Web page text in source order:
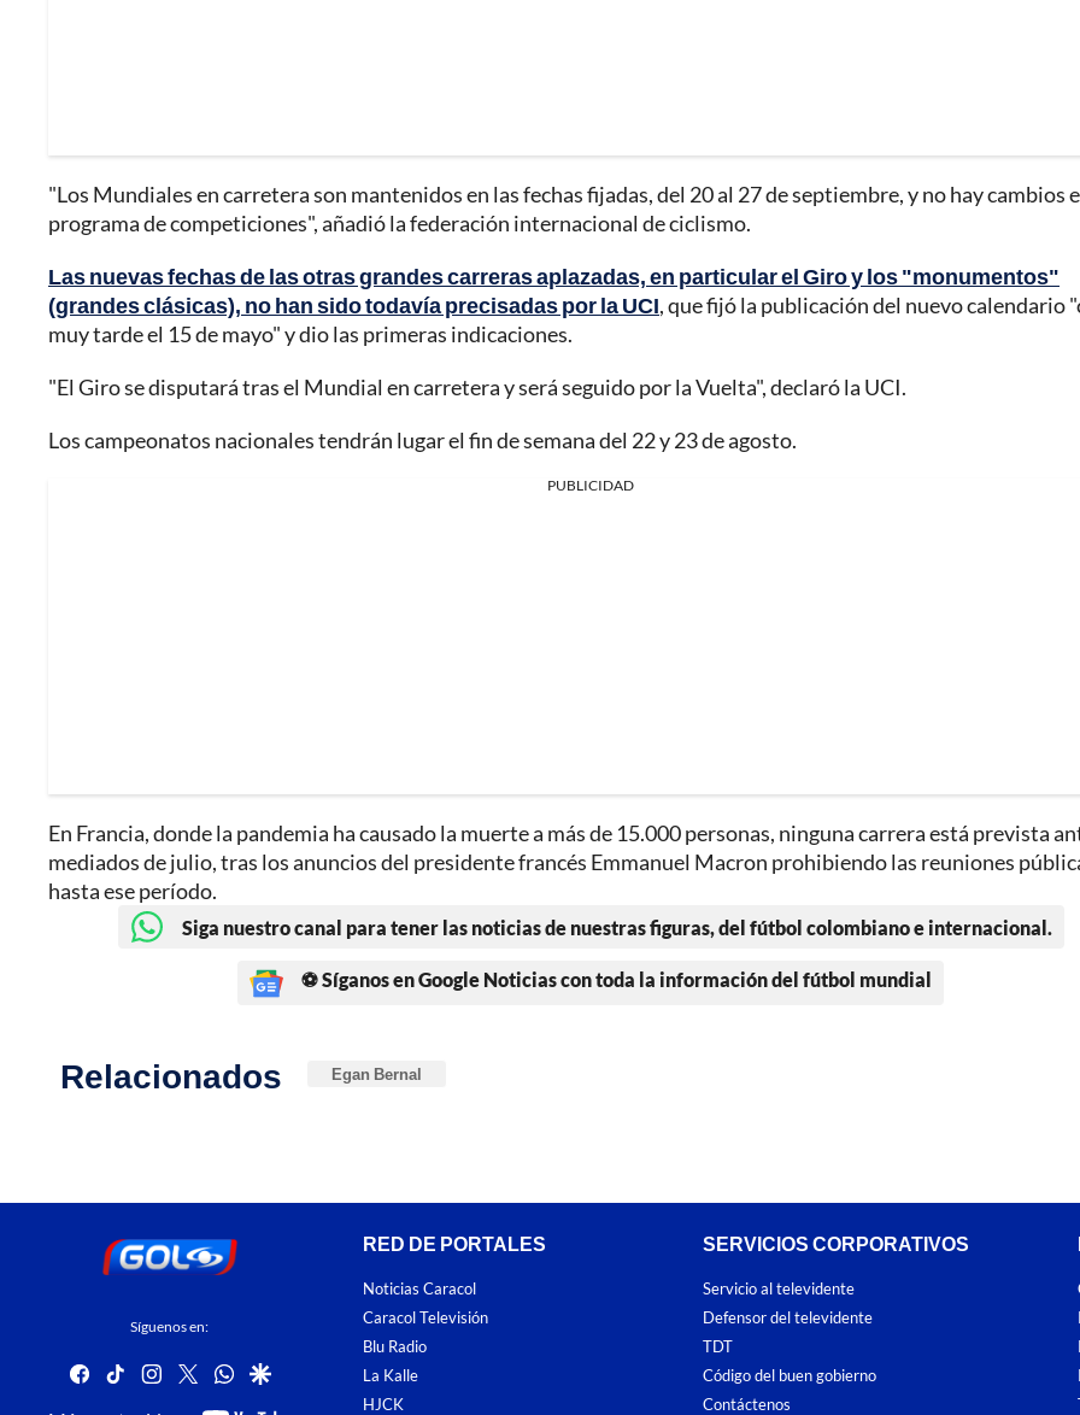
"Los Mundiales en carretera son mantenidos en las fechas fijadas, del 20 al 27 de septiembre, y no hay cambios
programa de competiciones", añadió la federación internacional de ciclismo.
Las nuevas fechas de las otras grandes carreras aplazadas, en particular el Giro y los "monumentos"
(grandes clásicas), no han sido todavía precisadas por la UCI, que fijó la publicación del nuevo calendario
muy tarde el 15 de mayo" y dio las primeras indicaciones.
"El Giro se disputará tras el Mundial en carretera y será seguido por la Vuelta", declaró la UCI.
Los campeonatos nacionales tendrán lugar el fin de semana del 22 y 23 de agosto.
PUBLICIDAD
En Francia, donde la pandemia ha causado la muerte a más de 15.000 personas, ninguna carrera está prevista
mediados de julio, tras los anuncios del presidente francés Emmanuel Macron prohibiendo las reuniones
hasta ese período.
Siga nuestro canal para tener las noticias de nuestras figuras, del fútbol colombiano e internacional.
⚽ Síganos en Google Noticias con toda la información del fútbol mundial
Relacionados Egan Bernal
Síguenos en:
facebook
tiktokinstagram
twitterwhatsapp
google
RED DE PORTALES
Noticias Caracol
Caracol Televisión
Blu Radio
La Kalle
HJCK
SERVICIOS CORPORATIVOS
Servicio al televidente
Defensor del televidente
TDT
Código del buen gobierno
Contáctenos